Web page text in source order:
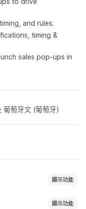
and rules.
timing &
sales pop-ups in
葡萄牙文 (葡萄牙)
顯示功能
顯示功能